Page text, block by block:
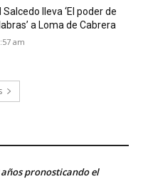
lleva ‘El poder de
a Loma de Cabrera
am
años pronosticando el